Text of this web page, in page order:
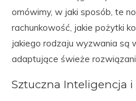
omówimy, w jaki sposób, te
rachunkowość, jakie pożytki
jakiego rodzaju wyzwania są
adaptujące świeże
Sztuczna Inteligencja i